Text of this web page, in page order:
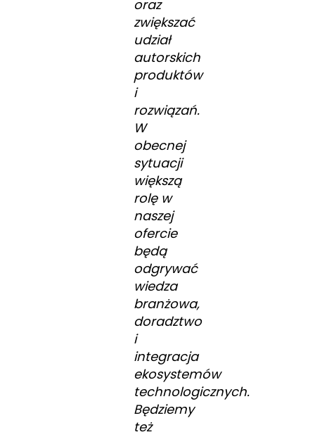
oraz
zwiększać
udział
autorskich
produktów
i
rozwiązań.
W
obecnej
sytuacji
większą
rolę w
naszej
ofercie
będą
odgrywać
wiedza
branżowa,
doradztwo
i
integracja
ekosystemów
technologicznych.
Będziemy
też